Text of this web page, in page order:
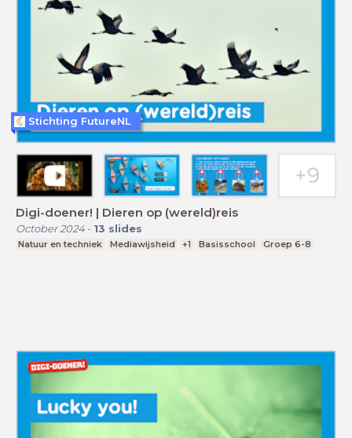
Digi-doener! | Dieren op (wereld)reis
October 2024- 13 slides
Natuur en techniek Mediawijsheid +1 Basisschool Groep 6-8
Stichting FutureNL